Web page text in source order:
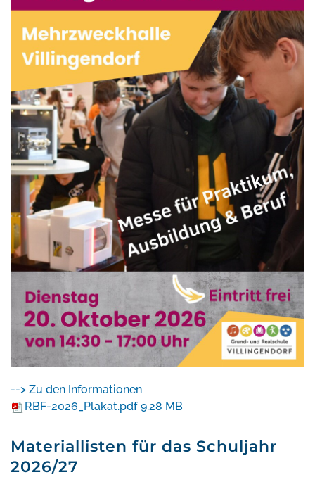
--> Zu den Informationen
RBF-2026_Plakat.pdf 9.28 MB
Materiallisten für das Schuljahr
2026/27